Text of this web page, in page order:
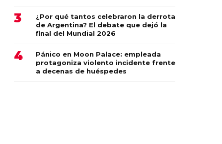
¿Por qué tantos celebraron la derrota
de Argentina? El debate que dejó la
final del Mundial 2026
Pánico en Moon Palace: empleada
protagoniza violento incidente frente
a decenas de huéspedes